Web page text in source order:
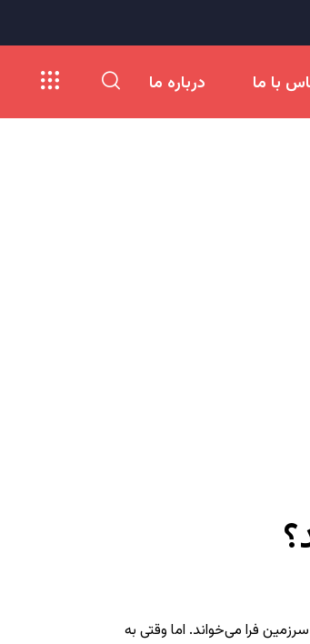
با ما درباره ما
فرا می‌خواند. اما وقتی به